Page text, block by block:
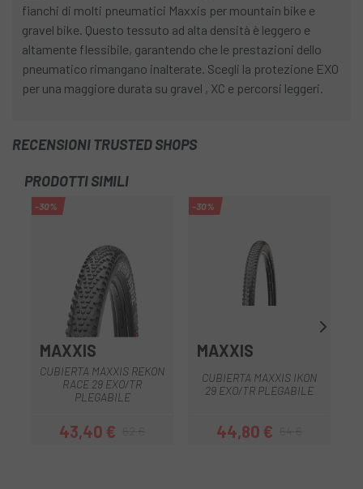
fianchi di molti pneumatici Maxxis per mountain bike e
gravel bike. Questo tessuto ad alta densità è leggero e
altamente flessibile, garantendo che le prestazioni dello
pneumatico rimangano inalterate. Scegli la protezione EXO
per una maggiore durata su gravel , XC e percorsi leggeri.
RECENSIONI TRUSTED SHOPS
PRODOTTI SIMILI
-30%
MAXXIS
CUBIERTA MAXXIS REKON
RACE 29 EXO/TR
PLEGABILE
Prezzo
43,40 €Prezzo base
-30%
MAXXIS
CUBIERTA MAXXIS IKON
29 EXO/TR PLEGABILE
Prezzo
44,80 €Prezzo base